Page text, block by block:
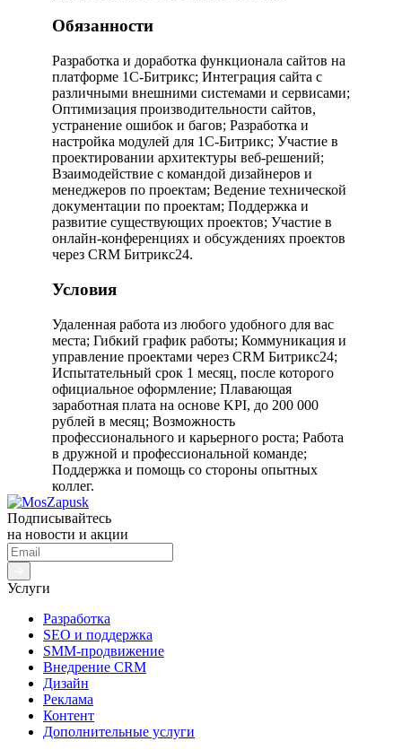
Обязанности
Разработка и доработка функционала сайтов на
платформе 1С-Битрикс; Интеграция сайта с
различными внешними системами и сервисами;
Оптимизация производительности сайтов,
устранение ошибок и багов; Разработка и
настройка модулей для 1С-Битрикс; Участие в
проектировании архитектуры веб-решений;
Взаимодействие с командой дизайнеров и
менеджеров по проектам; Ведение технической
документации по проектам; Поддержка и
развитие существующих проектов; Участие в
онлайн-конференциях и обсуждениях проектов
через CRM Битрикс24.
Условия
Удаленная работа из любого удобного для вас
места; Гибкий график работы; Коммуникация и
управление проектами через CRM Битрикс24;
Испытательный срок 1 месяц, после которого
официальное оформление; Плавающая
заработная плата на основе KPI, до 200 000
рублей в месяц; Возможность
профессионального и карьерного роста; Работа
в дружной и профессиональной команде;
Поддержка и помощь со стороны опытных
коллег.
Подписывайтесь
на новости и акции
Услуги
Разработка
SЕО и поддержка
SММ-продвижение
Внедрение СRМ
Дизайн
Реклама
Контент
Дополнительные услуги